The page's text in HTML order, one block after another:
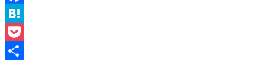
Facebook
Hatena
Pocket